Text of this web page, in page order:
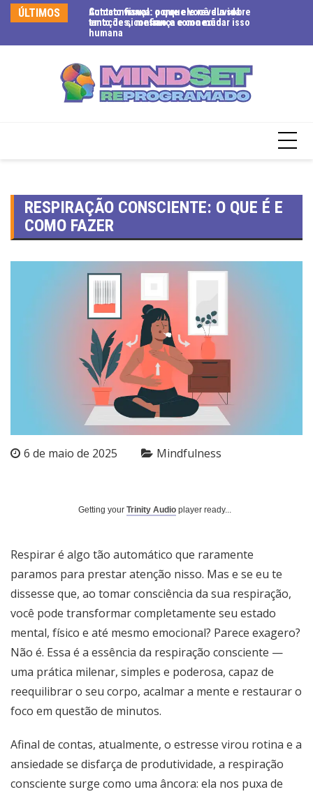
ÚLTIMOS
Contato visual: o que ele revela sobre
emoções, confiança e conexão
humana
Autoconfiança: porque você duvida
tanto de si mesmo e como mudar isso
RESPIRAÇÃO CONSCIENTE: O QUE É E
COMO FAZER
6 de maio de 2025 Mindfulness
Getting your Trinity Audio player ready...
Respirar é algo tão automático que raramente
paramos para prestar atenção nisso. Mas e se eu te
dissesse que, ao tomar consciência da sua respiração,
você pode transformar completamente seu estado
mental, físico e até mesmo emocional? Parece exagero?
Não é. Essa é a essência da respiração consciente —
uma prática milenar, simples e poderosa, capaz de
reequilibrar o seu corpo, acalmar a mente e restaurar o
foco em questão de minutos.
Afinal de contas, atualmente, o estresse virou rotina e a
ansiedade se disfarça de produtividade, a respiração
consciente surge como uma âncora: ela nos puxa de